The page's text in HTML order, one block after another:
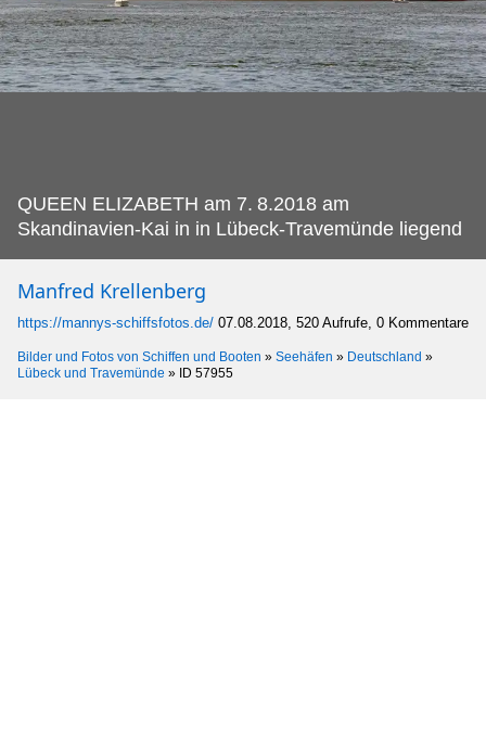
QUEEN ELIZABETH am 7. 8.2018 am
Skandinavien-Kai in in Lübeck-Travemünde liegend
Manfred Krellenberg
https://mannys-schiffsfotos.de/ 07.08.2018, 520 Aufrufe, 0 Kommentare
Bilder und Fotos von Schiffen und Booten » Seehäfen » Deutschland »
Lübeck und Travemünde » ID 57955